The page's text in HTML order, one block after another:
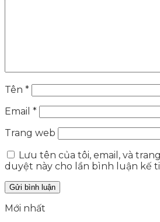
Tên *
Email *
Trang web
Lưu tên của tôi, email, và
duyệt này cho lần bình luận kế
Mới nhất